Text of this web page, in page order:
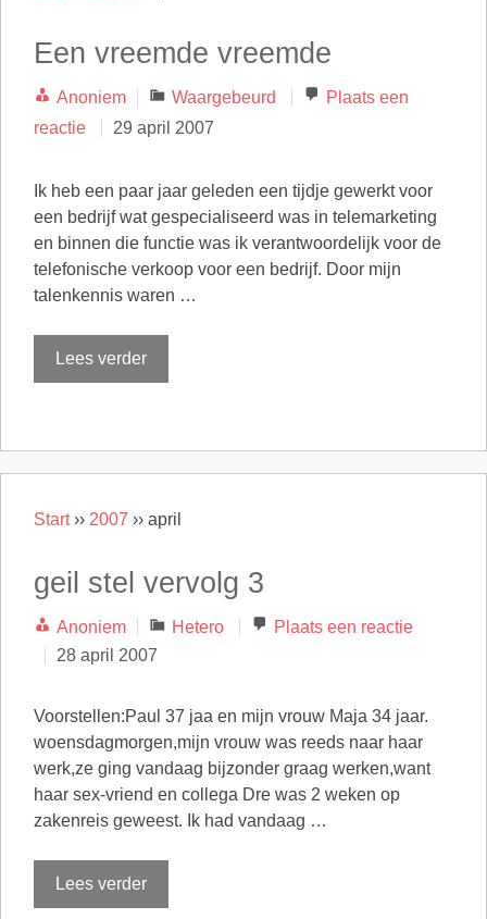
Een vreemde vreemde
Anoniem Categorieën
Waargebeurd
Plaats een
reactie
29 april 2007
Ik heb een paar jaar geleden een tijdje gewerkt voor
een bedrijf wat gespecialiseerd was in telemarketing
en binnen die functie was ik verantwoordelijk voor de
telefonische verkoop voor een bedrijf. Door mijn
talenkennis waren …
Lees verder
Start›› 2007 ›› april
geil stel vervolg 3
Anoniem Categorieën
Hetero
Plaats een reactie
28 april 2007
Voorstellen:Paul 37 jaa en mijn vrouw Maja 34 jaar.
woensdagmorgen,mijn vrouw was reeds naar haar
werk,ze ging vandaag bijzonder graag werken,want
haar sex-vriend en collega Dre was 2 weken op
zakenreis geweest. Ik had vandaag …
Lees verder